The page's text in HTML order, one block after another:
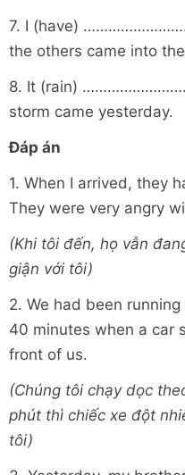
7. I (have)
the others came into
8. It (rain)
storm came yesterday.
Đáp án
1. When I arrived, they
They were very angry
(Khi tôi đến, họ vẫn
giận với tôi)
2. We had been
40 minutes when a car
front of us.
(Chúng tôi chạy dọc
phút thì chiếc xe đột
tôi)